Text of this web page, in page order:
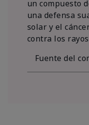
un compuesto
una defensa
solar y el
contra los rayos
Fuente del